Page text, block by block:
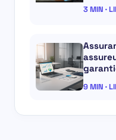
3 MIN ·
9 MIN ·